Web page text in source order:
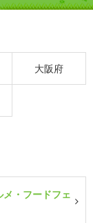
大阪府
メ・フードフェ